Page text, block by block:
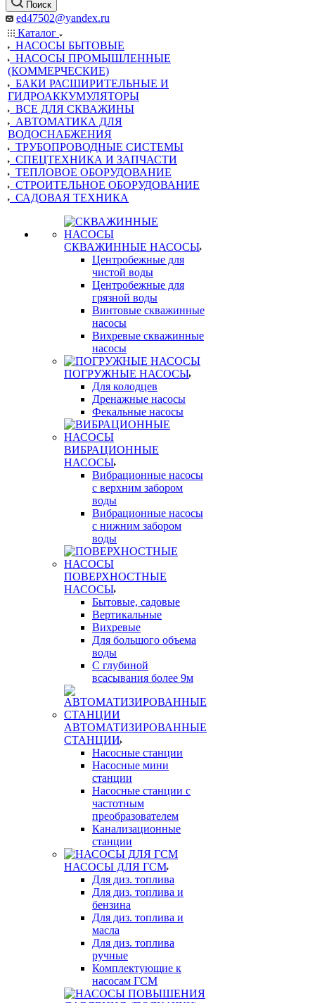
Поиск
ed47502@yandex.ru
Каталог
НАСОСЫ БЫТОВЫЕ
НАСОСЫ ПРОМЫШЛЕННЫЕ
(КОММЕРЧЕСКИЕ)
БАКИ РАСШИРИТЕЛЬНЫЕ И
ГИДРОАККУМУЛЯТОРЫ
ВСЕ ДЛЯ СКВАЖИНЫ
АВТОМАТИКА ДЛЯ
ВОДОСНАБЖЕНИЯ
ТРУБОПРОВОДНЫЕ СИСТЕМЫ
СПЕЦТЕХНИКА И ЗАПЧАСТИ
ТЕПЛОВОЕ ОБОРУДОВАНИЕ
СТРОИТЕЛЬНОЕ ОБОРУДОВАНИЕ
САДОВАЯ ТЕХНИКА
СКВАЖИННЫЕ НАСОСЫ
Центробежные для
чистой воды
Центробежные для
грязной воды
Винтовые скважинные
насосы
Вихревые скважинные
насосы
ПОГРУЖНЫЕ НАСОСЫ
Для колодцев
Дренажные насосы
Фекальные насосы
ВИБРАЦИОННЫЕ
НАСОСЫ
Вибрационные насосы
с верхним забором
воды
Вибрационные насосы
с нижним забором
воды
ПОВЕРХНОСТНЫЕ
НАСОСЫ
Бытовые, садовые
Вертикальные
Вихревые
Для большого объема
воды
С глубиной
всасывания более 9м
АВТОМАТИЗИРОВАННЫЕ
СТАНЦИИ
Насосные станции
Насосные мини
станции
Насосные станции с
частотным
преобразователем
Канализационные
станции
НАСОСЫ ДЛЯ ГСМ
Для диз. топлива
Для диз. топлива и
бензина
Для диз. топлива и
масла
Для диз. топлива
ручные
Комплектующие к
насосам ГСМ